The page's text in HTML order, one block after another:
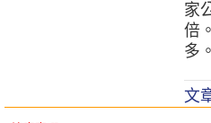
家
倍
多。
文